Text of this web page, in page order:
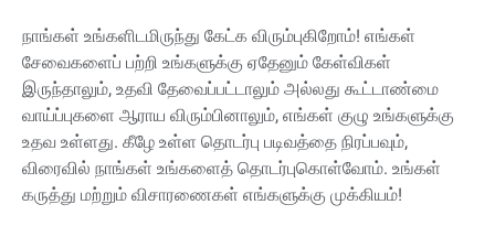
நாங்கள் உங்களிடமிருந்து கேட்க விரும்புகிறோம்! எங்கள்
சேவைகளைப் பற்றி உங்களுக்கு ஏதேனும் கேள்விகள்
இருந்தாலும், உதவி தேவைப்பட்டாலும் அல்லது கூட்டாண்மை
வாய்ப்புகளை ஆராய விரும்பினாலும், எங்கள் குழு உங்களுக்கு
உதவ உள்ளது. கீழே உள்ள தொடர்பு படிவத்தை நிரப்பவும்,
விரைவில் நாங்கள் உங்களைத் தொடர்புகொள்வோம். உங்கள்
கருத்து மற்றும் விசாரணைகள் எங்களுக்கு முக்கியம்!